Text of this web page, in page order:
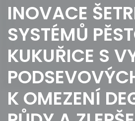
INOVACE
SYSTÉMŮ
KUKUŘICE S
K OMEZENÍ